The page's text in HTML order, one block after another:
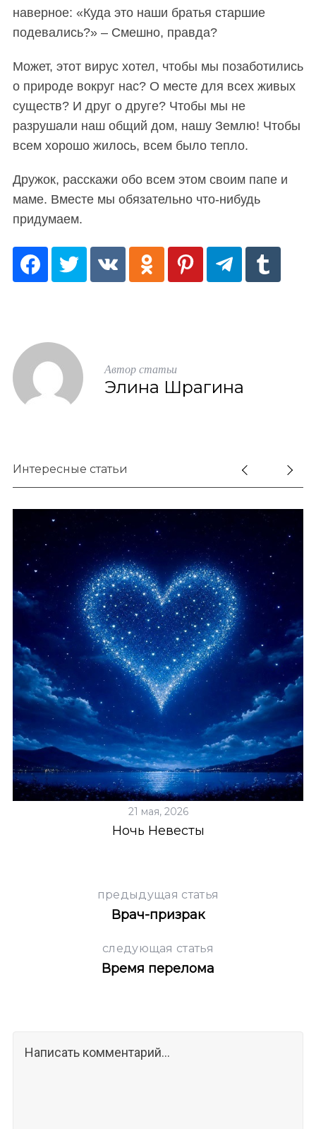
наверное: «Куда это наши братья старшие
подевались?» – Смешно, правда?
Может, этот вирус хотел, чтобы мы позаботились
о природе вокруг нас? О месте для всех живых
существ? И друг о друге? Чтобы мы не
разрушали наш общий дом, нашу Землю! Чтобы
всем хорошо жилось, всем было тепло.
Дружок, расскажи обо всем этом своим папе и
маме. Вместе мы обязательно что-нибудь
придумаем.
Автор статьи
Элина Шрагина
Интересные статьи
21 мая, 2026
Ночь Невесты
предыдущая статья
Врач-призрак
следующая статья
Время перелома